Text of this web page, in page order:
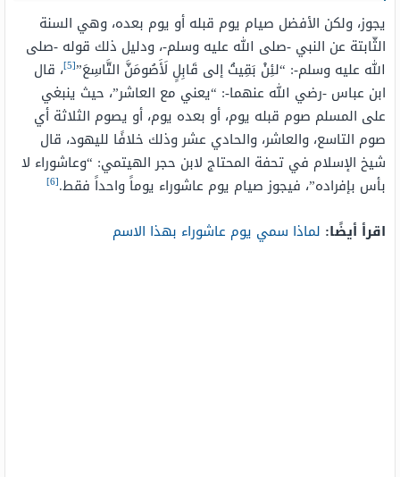
يجوز، ولكن الأفضل صيام يوم قبله أو يوم بعده، وهي السنة
الثّابتة عن النبي -صلى الله عليه وسلم-، ودليل ذلك قوله -صلى
الله عليه وسلم-: “لئِنْ بَقِيتُ إلى قَابِلٍ لَأَصُومَنَّ التَّاسِعَ”[5] ، قال
ابن عباس -رضي الله عنهما-: “يعني مع العاشر”، حيث ينبغي
على المسلم صوم قبله يوم، أو بعده يوم، أو يصوم الثلاثة أي
صوم التاسع، والعاشر، والحادي عشر وذلك خلافًا لليهود، قال
شيخ الإسلام في تحفة المحتاج لابن حجر الهيتمي: “وعاشوراء لا
بأس بإفراده”، فيجوز صيام يوم عاشوراء يوماً واحداً فقط.[6]
اقرأ أيضًا: لماذا سمي يوم عاشوراء بهذا الاسم